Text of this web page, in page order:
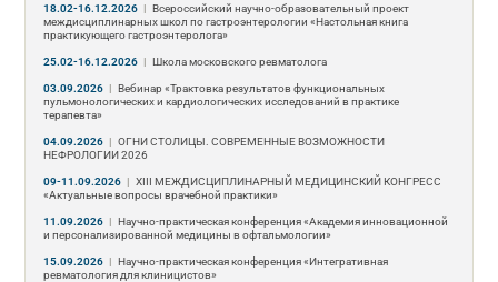
18.02-16.12.2026 | Всероссийский научно-образовательный проект
междисциплинарных школ по гастроэнтерологии «Настольная книга
практикующего гастроэнтеролога»
25.02-16.12.2026 | Школа московского ревматолога
03.09.2026 | Вебинар «Трактовка результатов функциональных
пульмонологических и кардиологических исследований в практике
терапевта»
04.09.2026 | ОГНИ СТОЛИЦЫ. СОВРЕМЕННЫЕ ВОЗМОЖНОСТИ
НЕФРОЛОГИИ 2026
09-11.09.2026 | ХIII МЕЖДИСЦИПЛИНАРНЫЙ МЕДИЦИНСКИЙ КОНГРЕСС
«Актуальные вопросы врачебной практики»
11.09.2026 | Научно-практическая конференция «Академия инновационной
и персонализированной медицины в офтальмологии»
15.09.2026 | Научно-практическая конференция «Интегративная
ревматология для клиницистов»